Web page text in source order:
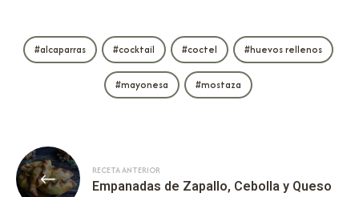
alcaparras cocktail coctel huevos rellenos
mayonesa mostaza
RECETA ANTERIOR
Empanadas de Zapallo, Cebolla y Queso